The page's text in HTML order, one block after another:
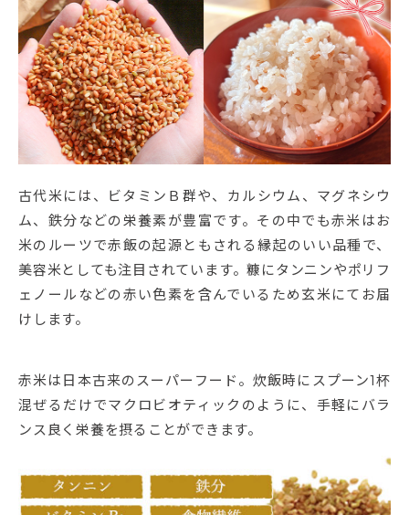
古代米には、ビタミンＢ群や、カルシウム、マグネシウ
ム、鉄分などの栄養素が豊富です。その中でも赤米はお
米のルーツで赤飯の起源ともされる縁起のいい品種で、
美容米としても注目されています。糠にタンニンやポリフ
ェノールなどの赤い色素を含んでいるため玄米にてお届
けします。
赤米は日本古来のスーパーフード。炊飯時にスプーン1杯
混ぜるだけでマクロビオティックのように、手軽にバラ
ンス良く栄養を摂ることができます。